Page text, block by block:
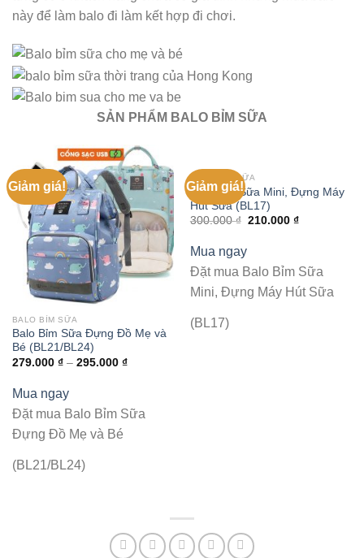
này để làm balo đi làm kết hợp đi chơi.
SẢN PHẨM BALO BỈM SỮA
Giảm giá!
BALO BỈM SỮA
Balo Bỉm Sữa Đựng Đồ Mẹ và
Bé (BL21/BL24)
279.000 ₫– 295.000 ₫
Mua ngay
Đặt mua Balo Bỉm Sữa
Đựng Đồ Mẹ và Bé
(BL21/BL24)
Giảm giá!
BALO BỈM SỮA
Balo Bỉm Sữa Mini, Đựng Máy
Hút Sữa (BL17)
300.000₫ 210.000 ₫
Mua ngay
Đặt mua Balo Bỉm Sữa
Mini, Đựng Máy Hút Sữa
(BL17)